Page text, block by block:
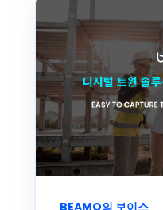
BEAMO의 보이스